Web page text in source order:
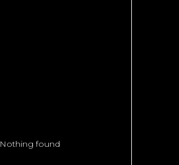
Nothing found